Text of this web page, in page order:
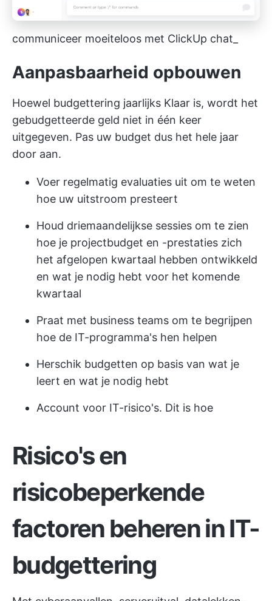
communiceer moeiteloos met ClickUp chat_
Aanpasbaarheid opbouwen
Hoewel budgettering jaarlijks Klaar is, wordt het
gebudgetteerde geld niet in één keer
uitgegeven. Pas uw budget dus het hele jaar
door aan.
Voer regelmatig evaluaties uit om te weten
hoe uw uitstroom presteert
Houd driemaandelijkse sessies om te zien
hoe je projectbudget en -prestaties zich
het afgelopen kwartaal hebben ontwikkeld
en wat je nodig hebt voor het komende
kwartaal
Praat met business teams om te begrijpen
hoe de IT-programma's hen helpen
Herschik budgetten op basis van wat je
leert en wat je nodig hebt
Account voor IT-risico's. Dit is hoe
Risico's en
risicobeperkende
factoren beheren in IT-
budgettering